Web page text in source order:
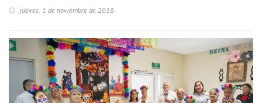
jueves, 1 de noviembre de 2018